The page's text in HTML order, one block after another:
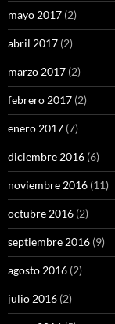
mayo 2017 (2)
abril 2017 (2)
marzo 2017 (2)
febrero 2017 (2)
enero 2017 (7)
diciembre 2016 (6)
noviembre 2016 (11)
octubre 2016 (2)
septiembre 2016 (9)
agosto 2016 (2)
julio 2016 (2)